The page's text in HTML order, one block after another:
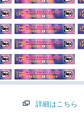
詳細はこちら